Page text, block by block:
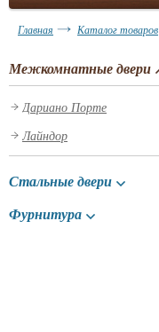
Главная Каталог товаров
Межкомнатные двери
Дариано Порте
Лайндор
Стальные двери
Фурнитура